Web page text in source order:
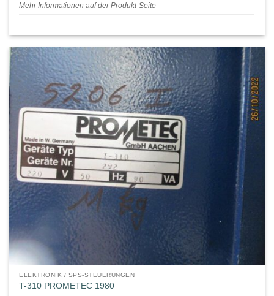
Mehr Informationen auf der Produkt-Seite
ELEKTRONIK / SPS-STEUERUNGEN
T-310 PROMETEC 1980